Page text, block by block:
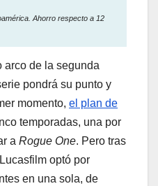
Ahorro respecto a 12
arco de la segunda
pondrá su punto y
momento, el plan de
temporadas, una por
a Rogue One. Pero tras
optó por
en una sola, de